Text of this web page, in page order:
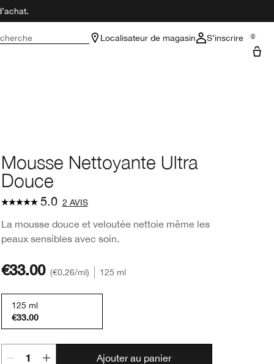
Localisateur de magasin S’inscrire 0
Mousse Nettoyante Ultra
Douce
5.0 2 AVIS
La mousse douce et veloutée nettoie même les
peaux sensibles avec soin.
€33.00 €0.26/ml 125 ml
125 ml
€33.00
Ajouter au panier